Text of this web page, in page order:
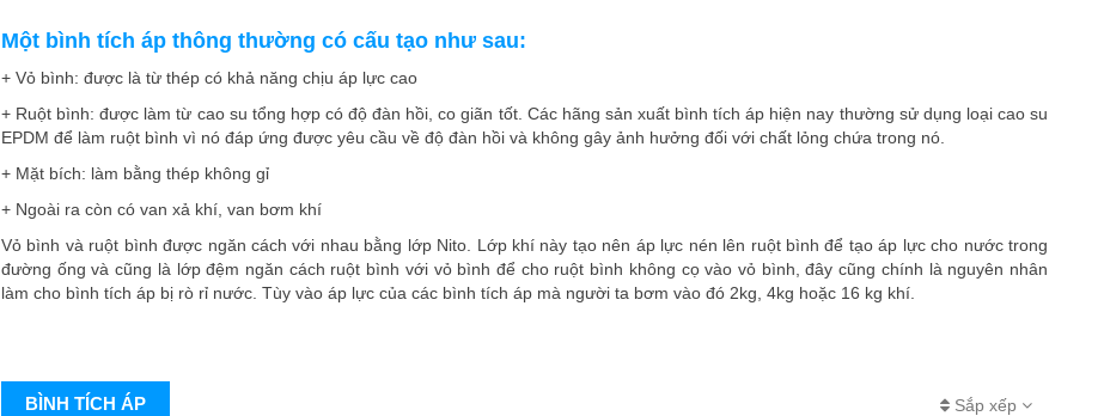
Một bình tích áp thông thường có cấu tạo như sau:
+ Vỏ bình: được là từ thép có khả năng chịu áp lực cao
+ Ruột bình: được làm từ cao su tổng hợp có độ đàn hồi, co giãn tốt. Các hãng sản xuất bình tích áp hiện nay thường sử dụng loại cao su
EPDM để làm ruột bình vì nó đáp ứng được yêu cầu về độ đàn hồi và không gây ảnh hưởng đối với chất lỏng chứa trong nó.
+ Mặt bích: làm bằng thép không gỉ
+ Ngoài ra còn có van xả khí, van bơm khí
Vỏ bình và ruột bình được ngăn cách với nhau bằng lớp Nito. Lớp khí này tạo nên áp lực nén lên ruột bình để tạo áp lực cho nước trong
đường ống và cũng là lớp đệm ngăn cách ruột bình với vỏ bình để cho ruột bình không cọ vào vỏ bình, đây cũng chính là nguyên nhân
làm cho bình tích áp bị rò rỉ nước. Tùy vào áp lực của các bình tích áp mà người ta bơm vào đó 2kg, 4kg hoặc 16 kg khí.
BÌNH TÍCH ÁP Sắp xếp